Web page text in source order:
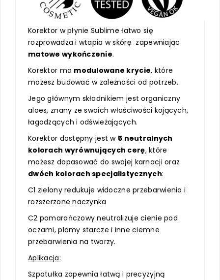
Korektor w płynie Sublime łatwo się
rozprowadza i wtapia w skórę zapewniając
matowe wykończenie.
Korektor ma modulowane krycie, które
możesz budować w zależności od potrzeb.
Jego głównym składnikiem jest organiczny
aloes, znany ze swoich właściwości kojących,
łagodzących i odświeżających.
Korektor dostępny jest w 5 neutralnych
kolorach wyrównujących cerę, które
możesz dopasować do swojej karnacji oraz
dwóch kolorach specjalistycznych:
C1 zielony redukuje widoczne przebarwienia i
rozszerzone naczynka
C2 pomarańczowy neutralizuje cienie pod
oczami, plamy starcze i inne ciemne
przebarwienia na twarzy.
Aplikacja:
Szpatułka zapewnia łatwą i precyzyjną